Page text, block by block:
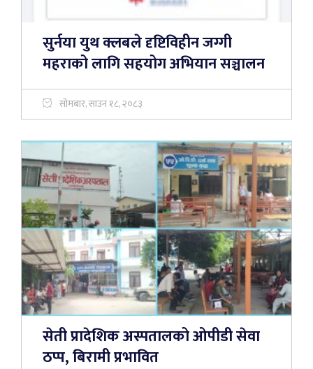
सुर्नया युथ क्लबले दृष्टिविहीन जग्गी
महराको लागि सहयोग अभियान सञ्चालन
सोमबार, साउन १८, २०८३
सेती प्रादेशिक अस्पतालको ओपीडी सेवा
ठप्प, बिरामी प्रभावित